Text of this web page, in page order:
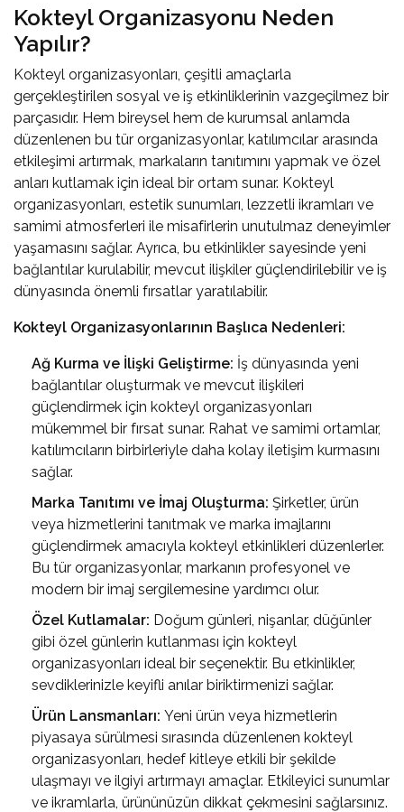
Kokteyl Organizasyonu Neden
Yapılır?
Kokteyl organizasyonları, çeşitli amaçlarla
gerçekleştirilen sosyal ve iş etkinliklerinin vazgeçilmez bir
parçasıdır. Hem bireysel hem de kurumsal anlamda
düzenlenen bu tür organizasyonlar, katılımcılar arasında
etkileşimi artırmak, markaların tanıtımını yapmak ve özel
anları kutlamak için ideal bir ortam sunar. Kokteyl
organizasyonları, estetik sunumları, lezzetli ikramları ve
samimi atmosferleri ile misafirlerin unutulmaz deneyimler
yaşamasını sağlar. Ayrıca, bu etkinlikler sayesinde yeni
bağlantılar kurulabilir, mevcut ilişkiler güçlendirilebilir ve iş
dünyasında önemli fırsatlar yaratılabilir.
Kokteyl Organizasyonlarının Başlıca Nedenleri:
Ağ Kurma ve İlişki Geliştirme: İş dünyasında yeni
bağlantılar oluşturmak ve mevcut ilişkileri
güçlendirmek için kokteyl organizasyonları
mükemmel bir fırsat sunar. Rahat ve samimi ortamlar,
katılımcıların birbirleriyle daha kolay iletişim kurmasını
sağlar.
Marka Tanıtımı ve İmaj Oluşturma: Şirketler, ürün
veya hizmetlerini tanıtmak ve marka imajlarını
güçlendirmek amacıyla kokteyl etkinlikleri düzenlerler.
Bu tür organizasyonlar, markanın profesyonel ve
modern bir imaj sergilemesine yardımcı olur.
Özel Kutlamalar: Doğum günleri, nişanlar, düğünler
gibi özel günlerin kutlanması için kokteyl
organizasyonları ideal bir seçenektir. Bu etkinlikler,
sevdiklerinizle keyifli anılar biriktirmenizi sağlar.
Ürün Lansmanları: Yeni ürün veya hizmetlerin
piyasaya sürülmesi sırasında düzenlenen kokteyl
organizasyonları, hedef kitleye etkili bir şekilde
ulaşmayı ve ilgiyi artırmayı amaçlar. Etkileyici sunumlar
ve ikramlarla, ürününüzün dikkat çekmesini sağlarsınız.